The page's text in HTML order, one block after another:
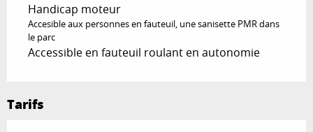
Handicap moteur
Accesible aux personnes en fauteuil, une sanisette PMR dans
le parc
Accessible en fauteuil roulant en autonomie
Tarifs